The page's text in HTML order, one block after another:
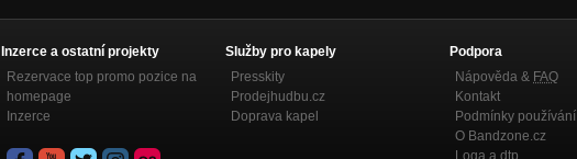
Inzerce a ostatní projekty
Rezervace top promo pozice na
homepage
Inzerce
Služby pro kapely
Presskity
Prodejhudbu.cz
Doprava kapel
Podpora
Nápověda & FAQ
Kontakt
Podmínky používání
O Bandzone.cz
Loga a dtp.